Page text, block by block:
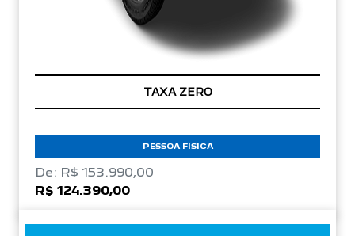
TAXA ZERO
PESSOA FÍSICA
De: R$ 153.990,00
R$ 124.390,00